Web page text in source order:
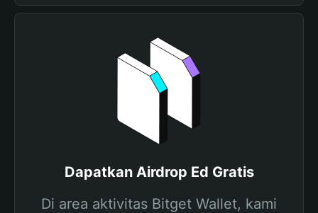
Dapatkan Airdrop Ed Gratis
Di area aktivitas Bitget Wallet, kami